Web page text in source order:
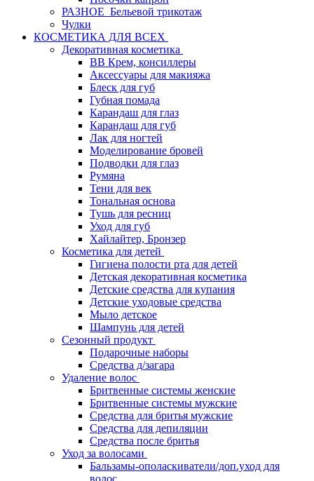
РАЗНОЕ_Бельевой трикотаж
Чулки
КОСМЕТИКА ДЛЯ ВСЕХ
Декоративная косметика
BB Крем, консиллеры
Аксессуары для макияжа
Блеск для губ
Губная помада
Карандаш для глаз
Карандаш для губ
Лак для ногтей
Моделирование бровей
Подводки для глаз
Румяна
Тени для век
Тональная основа
Тушь для ресниц
Уход для губ
Хайлайтер, Бронзер
Косметика для детей
Гигиена полости рта для детей
Детская декоративная косметика
Детские средства для купания
Детские уходовые средства
Мыло детское
Шампунь для детей
Сезонный продукт
Подарочные наборы
Средства д/загара
Удаление волос
Бритвенные системы женские
Бритвенные системы мужские
Средства для бритья мужские
Средства для депиляции
Средства после бритья
Уход за волосами
Бальзамы-ополаскиватели/доп.уход для
волос